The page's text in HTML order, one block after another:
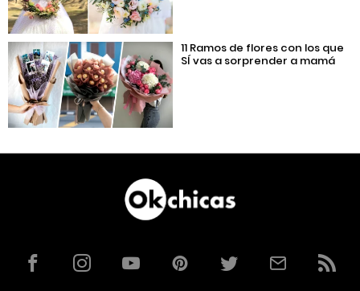
11 Ramos de flores con los que
SÍ vas a sorprender a mamá
FacebookInstagramYouTubePinterestTwitterCorreoRSS